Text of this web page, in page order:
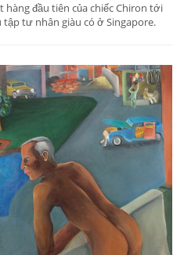
đầu tiên của chiếc Chiron tới
tư nhân giàu có ở Singapore.